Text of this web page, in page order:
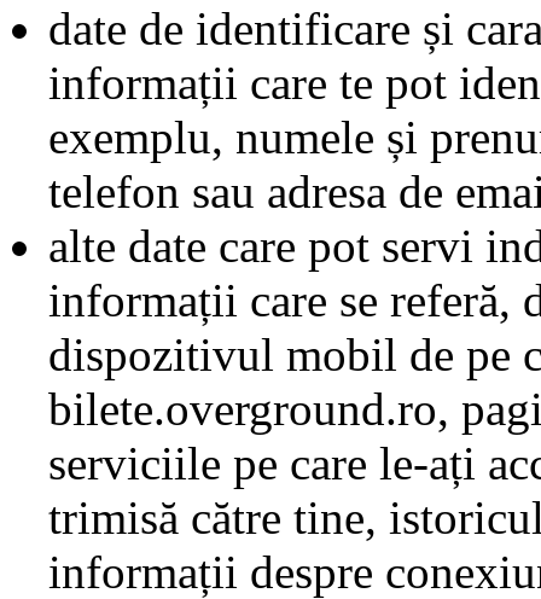
date de identificare și
informații care te pot
exemplu, numele și
telefon sau adresa de
alte date care pot servi
informații care se referă,
dispozitivul mobil de pe
bilete.overground.ro,
serviciile pe care le-ați
trimisă către tine,
informații despre